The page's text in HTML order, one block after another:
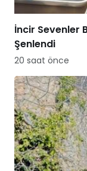
İncir Sevenler
Şenlendi
20 saat önce